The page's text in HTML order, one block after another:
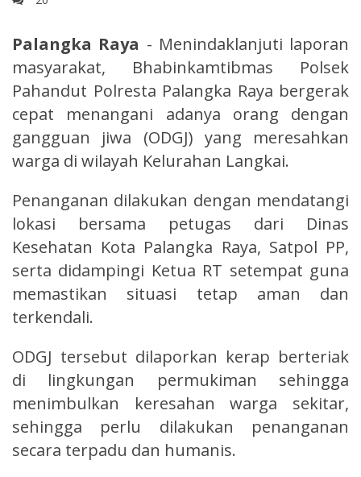
Palangka Raya - Menindaklanjuti laporan
masyarakat, Bhabinkamtibmas Polsek
Pahandut Polresta Palangka Raya bergerak
cepat menangani adanya orang dengan
gangguan jiwa (ODGJ) yang meresahkan
warga di wilayah Kelurahan Langkai.
Penanganan dilakukan dengan mendatangi
lokasi bersama petugas dari Dinas
Kesehatan Kota Palangka Raya, Satpol PP,
serta didampingi Ketua RT setempat guna
memastikan situasi tetap aman dan
terkendali.
ODGJ tersebut dilaporkan kerap berteriak
di lingkungan permukiman sehingga
menimbulkan keresahan warga sekitar,
sehingga perlu dilakukan penanganan
secara terpadu dan humanis.